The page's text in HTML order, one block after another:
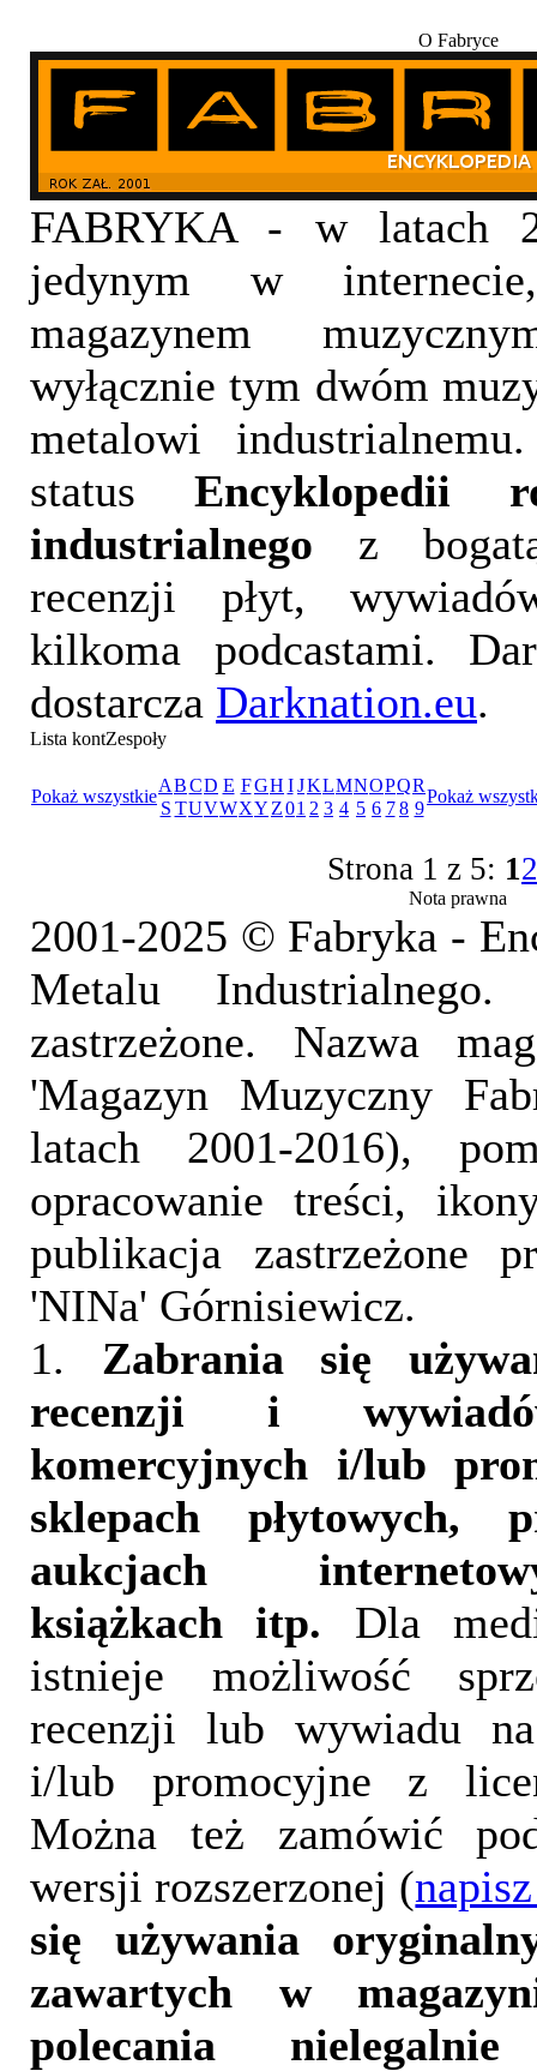
O Fabryce
FABRYKA - w latach
jedynym w
magazynem
wyłącznie tym dwóm
metalowi
status Encyklopedii
industrialnego z
recenzji płyt,
kilkoma podcastami.
dostarcza Darknation.eu.
Lista kontZespoły
Pokaż wszystkie
ABCD E FGH I JKLMNOPQR
Pokaż
S TUVWXY Z01 2 3 4 5 6 7 8 9
Strona 1 z 5: 12
Nota prawna
2001-2025 © Fabryka -
Metalu
zastrzeżone. Nazwa
'Magazyn Muzyczny
latach 2001-2016),
opracowanie treści,
publikacja zastrzeżone
'NINa' Górnisiewicz.
1. Zabrania się
recenzji i
komercyjnych i/lub
sklepach płytowych,
aukcjach
książkach itp. Dla
istnieje możliwość
recenzji lub wywiadu
i/lub promocyjne z
Można też zamówić
wersji rozszerzonej (
się używania
zawartych w
polecania